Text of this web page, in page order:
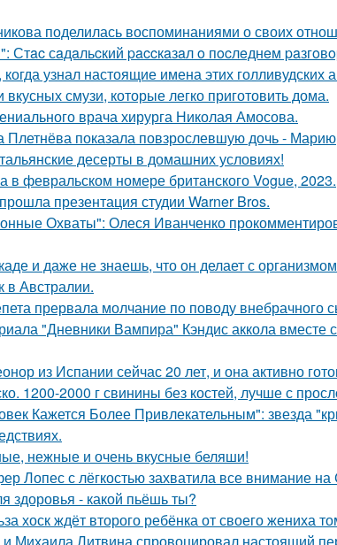
поделилась воспоминаниями о своих
Стac сaдaльcкий paccкaзaл o пocлeднeм
узнал настоящие имена этих голливудских
вкусных смузи, которые легко приготовить дома.
врача хирурга Николая Амосова.
показала повзрослевшую дочь -
десерты в домашних условиях!
в февральском номере британского Vogue, 2023.
презентация студии Warner Bros.
Охваты": Олеся Иванченко
и даже не знаешь, что он делает с
в Австралии.
прервала молчание по поводу внебрачного
"Дневники Вампира" Кэндис аккола
из Испании сейчас 20 лет, и она активно
1200-2000 г свинины без костей, лучше с
Кажется Более Привлекательным": звезда
нежные и очень вкусные беляши!
Лопес с лёгкостью захватила все внимание на
здоровья - какой пьёшь ты?
хоск ждёт второго ребёнка от своего жениха